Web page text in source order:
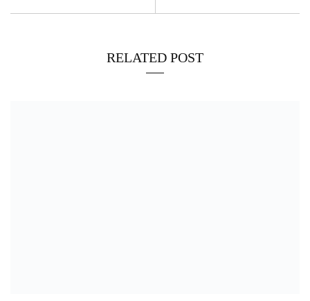
RELATED POST